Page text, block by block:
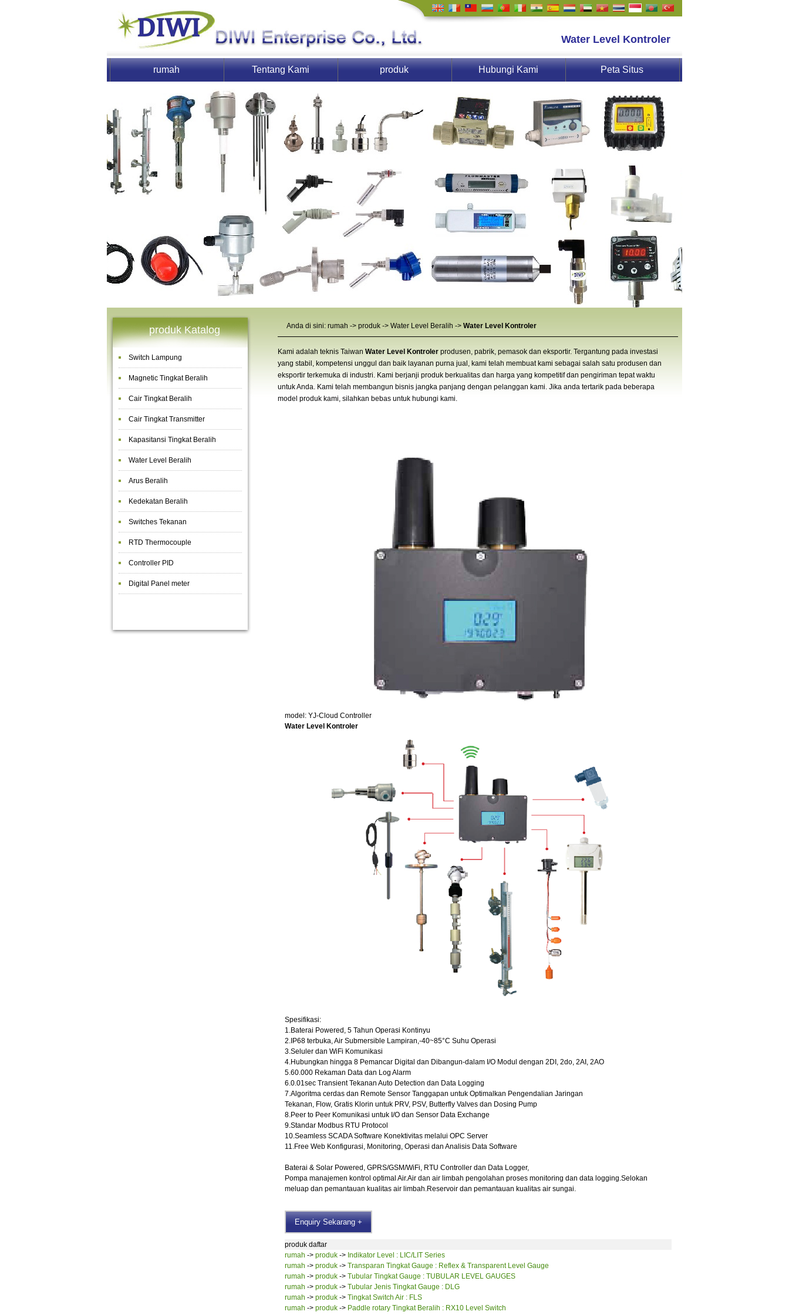
Water Level Kontroler
rumah Tentang Kami produk Hubungi Kami Peta Situs
produk Katalog
Switch Lampung
Magnetic Tingkat Beralih
Cair Tingkat Beralih
Cair Tingkat Transmitter
Kapasitansi Tingkat Beralih
Water Level Beralih
Arus Beralih
Kedekatan Beralih
Switches Tekanan
RTD Thermocouple
Controller PID
Digital Panel meter
Anda di sini: rumah -> produk -> Water Level Beralih -> Water Level Kontroler
Kami adalah teknis Taiwan Water Level Kontroler produsen, pabrik, pemasok dan eksportir. Tergantung pada investasi
yang stabil, kompetensi unggul dan baik layanan purna jual, kami telah membuat kami sebagai salah satu produsen dan
eksportir terkemuka di industri. Kami berjanji produk berkualitas dan harga yang kompetitif dan pengiriman tepat waktu
untuk Anda. Kami telah membangun bisnis jangka panjang dengan pelanggan kami. Jika anda tertarik pada beberapa
model produk kami, silahkan bebas untuk hubungi kami.
model: YJ-Cloud Controller
Water Level Kontroler
Spesifikasi:
1.Baterai Powered, 5 Tahun Operasi Kontinyu
2.IP68 terbuka, Air Submersible Lampiran,-40~85°C Suhu Operasi
3.Seluler dan WiFi Komunikasi
4.Hubungkan hingga 8 Pemancar Digital dan Dibangun-dalam I/O Modul dengan 2DI, 2do, 2AI, 2AO
5.60.000 Rekaman Data dan Log Alarm
6.0.01sec Transient Tekanan Auto Detection dan Data Logging
7.Algoritma cerdas dan Remote Sensor Tanggapan untuk Optimalkan Pengendalian Jaringan
Tekanan, Flow, Gratis Klorin untuk PRV, PSV, Butterfly Valves dan Dosing Pump
8.Peer to Peer Komunikasi untuk I/O dan Sensor Data Exchange
9.Standar Modbus RTU Protocol
10.Seamless SCADA Software Konektivitas melalui OPC Server
11.Free Web Konfigurasi, Monitoring, Operasi dan Analisis Data Software
Baterai & Solar Powered, GPRS/GSM/WiFi, RTU Controller dan Data Logger,
Pompa manajemen kontrol optimal Air.Air dan air limbah pengolahan proses monitoring dan data logging.Selokan
meluap dan pemantauan kualitas air limbah.Reservoir dan pemantauan kualitas air sungai.
Enquiry Sekarang +
produk daftar
rumah -> produk -> Indikator Level : LIC/LIT Series
rumah -> produk -> Transparan Tingkat Gauge : Reflex & Transparent Level Gauge
rumah -> produk -> Tubular Tingkat Gauge : TUBULAR LEVEL GAUGES
rumah -> produk -> Tubular Jenis Tingkat Gauge : DLG
rumah -> produk -> Tingkat Switch Air : FLS
rumah -> produk -> Paddle rotary Tingkat Beralih : RX10 Level Switch